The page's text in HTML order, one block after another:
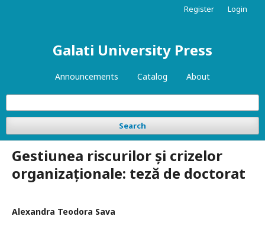
Galati University Press
Announcements Catalog About
Search
Register Login
Gestiunea riscurilor și crizelor
organizaționale: teză de doctorat
Alexandra Teodora Sava